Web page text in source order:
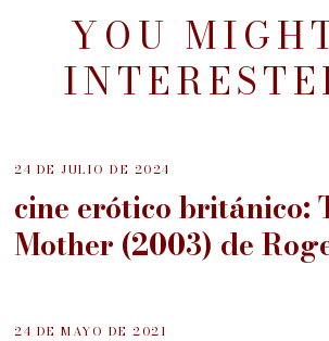
YOU
24 DE JULIO DE 2024
cine erótico británico:
Mother (2003) de
24 DE MAYO DE 2021